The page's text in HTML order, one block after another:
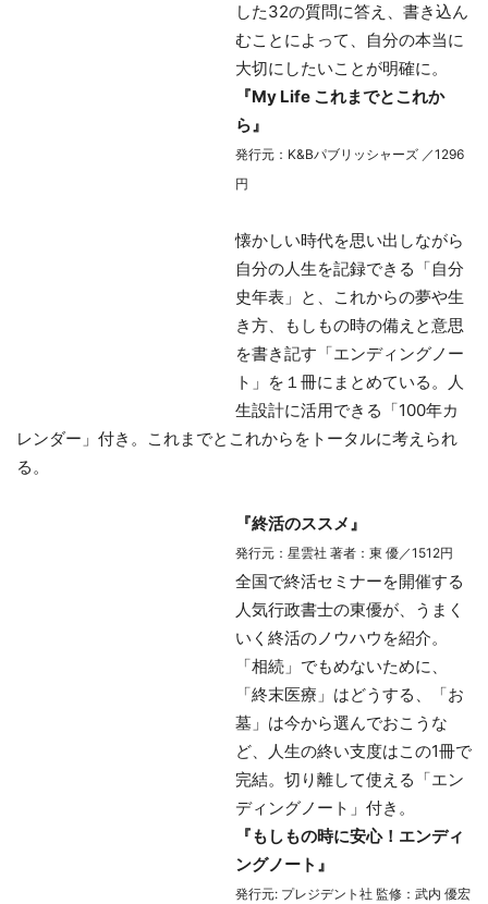
した32の質問に答え、書き込ん
むことによって、自分の本当に
大切にしたいことが明確に。
『My Life これまでとこれか
ら』
発行元：K&Bパブリッシャーズ ／1296
円
懐かしい時代を思い出しながら
自分の人生を記録できる「自分
史年表」と、これからの夢や生
き方、もしもの時の備えと意思
を書き記す「エンディングノー
ト」を１冊にまとめている。人
生設計に活用できる「100年カ
レンダー」付き。これまでとこれからをトータルに考えられ
る。
『終活のススメ』
発行元：星雲社 著者：東 優／1512円
全国で終活セミナーを開催する
人気行政書士の東優が、うまく
いく終活のノウハウを紹介。
「相続」でもめないために、
「終末医療」はどうする、「お
墓」は今から選んでおこうな
ど、人生の終い支度はこの1冊で
完結。切り離して使える「エン
ディングノート」付き。
『もしもの時に安心！エンディ
ングノート』
発行元: プレジデント社 監修：武内 優宏